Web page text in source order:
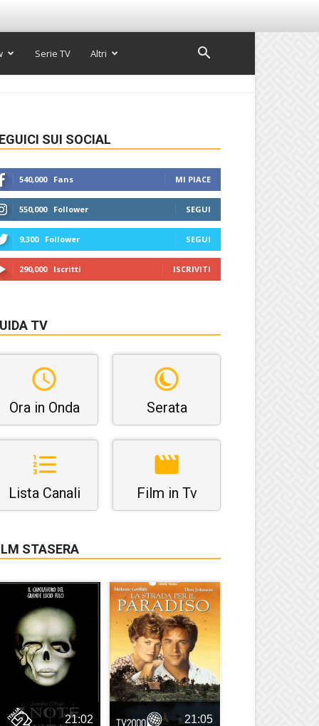
Serie TV Altri
SUI SOCIAL
540,000 Fans MI PIACE
550,000 Follower SEGUI
9,300 Follower SEGUI
290,000 Iscritti ISCRIVITI
TV
Ora in Onda Serata
Lista Canali Film in Tv
STASERA
21:02 21:05